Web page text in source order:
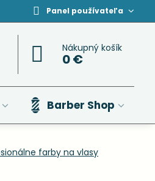
Panel používateľa
Nákupný košík
0 €
Barber Shop
farby na vlasy